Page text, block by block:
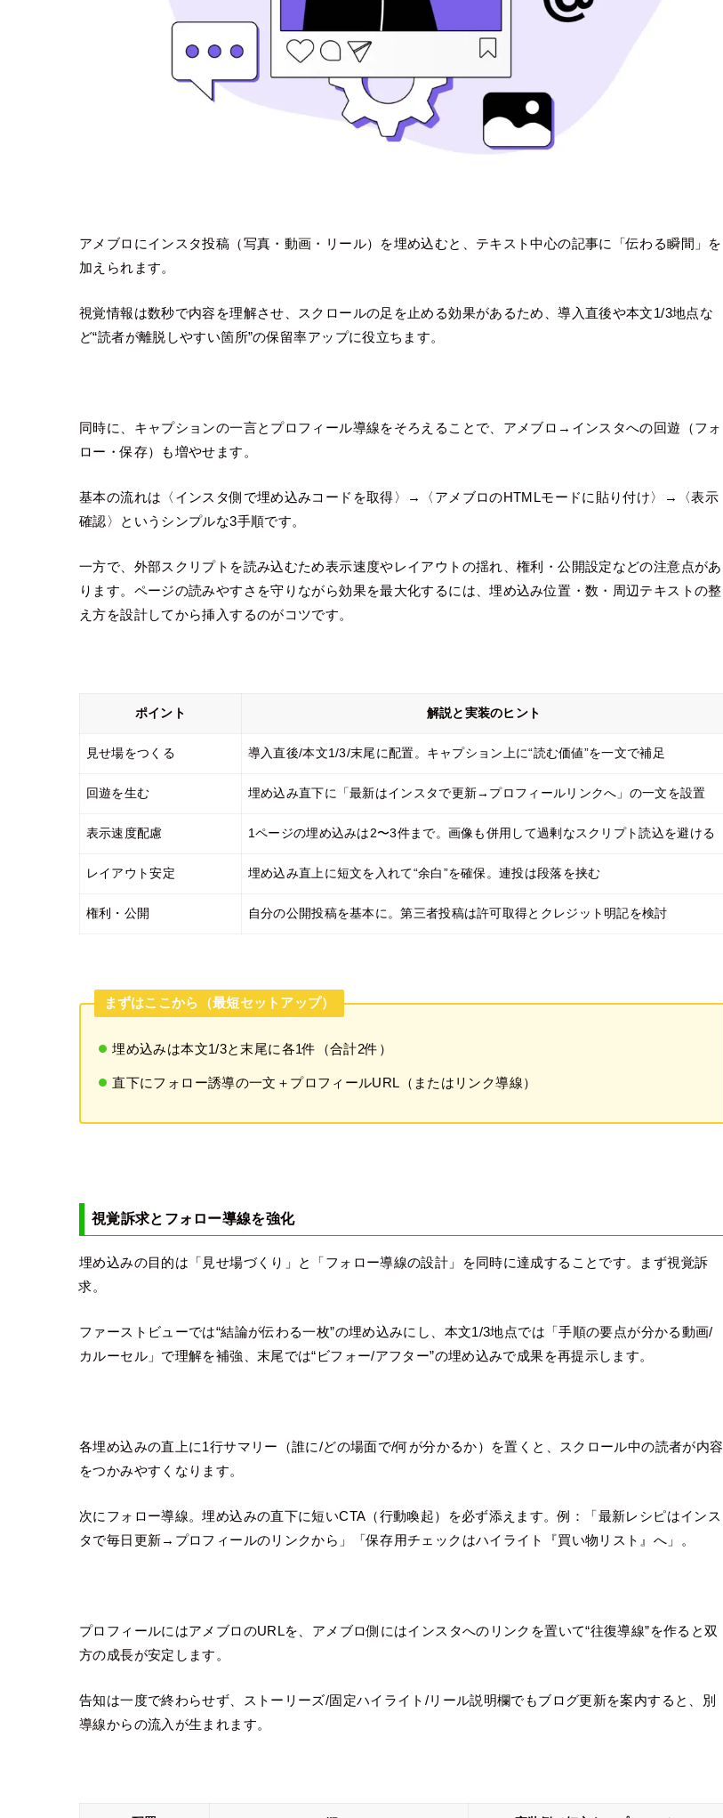
アメブロにインスタ投稿（写真・動画・リール）を埋め込むと、テキスト中心の記事に「伝わる瞬間」を
加えられます。
視覚情報は数秒で内容を理解させ、スクロールの足を止める効果があるため、導入直後や本文1/3地点な
ど“読者が離脱しやすい箇所”の保留率アップに役立ちます。
同時に、キャプションの一言とプロフィール導線をそろえることで、アメブロ→インスタへの回遊（フォ
ロー・保存）も増やせます。
基本の流れは〈インスタ側で埋め込みコードを取得〉→〈アメブロのHTMLモードに貼り付け〉→〈表示
確認〉というシンプルな3手順です。
一方で、外部スクリプトを読み込むため表示速度やレイアウトの揺れ、権利・公開設定などの注意点があ
ります。ページの読みやすさを守りながら効果を最大化するには、埋め込み位置・数・周辺テキストの整
え方を設計してから挿入するのがコツです。
ポイント 解説と実装のヒント
見せ場をつくる 導入直後/本文1/3/末尾に配置。キャプション上に“読む価値”を一文で補足
回遊を生む 埋め込み直下に「最新はインスタで更新→プロフィールリンクへ」の一文を設置
表示速度配慮 1ページの埋め込みは2〜3件まで。画像も併用して過剰なスクリプト読込を避ける
レイアウト安定 埋め込み直上に短文を入れて“余白”を確保。連投は段落を挟む
権利・公開 自分の公開投稿を基本に。第三者投稿は許可取得とクレジット明記を検討
まずはここから（最短セットアップ）
埋め込みは本文1/3と末尾に各1件（合計2件）
直下にフォロー誘導の一文＋プロフィールURL（またはリンク導線）
視覚訴求とフォロー導線を強化
埋め込みの目的は「見せ場づくり」と「フォロー導線の設計」を同時に達成することです。まず視覚訴
求。
ファーストビューでは“結論が伝わる一枚”の埋め込みにし、本文1/3地点では「手順の要点が分かる動画/
カルーセル」で理解を補強、末尾では“ビフォー/アフター”の埋め込みで成果を再提示します。
各埋め込みの直上に1行サマリー（誰に/どの場面で/何が分かるか）を置くと、スクロール中の読者が内容
をつかみやすくなります。
次にフォロー導線。埋め込みの直下に短いCTA（行動喚起）を必ず添えます。例：「最新レシピはインス
タで毎日更新→プロフィールのリンクから」「保存用チェックはハイライト『買い物リスト』へ」。
プロフィールにはアメブロのURLを、アメブロ側にはインスタへのリンクを置いて“往復導線”を作ると双
方の成長が安定します。
告知は一度で終わらせず、ストーリーズ/固定ハイライト/リール説明欄でもブログ更新を案内すると、別
導線からの流入が生まれます。